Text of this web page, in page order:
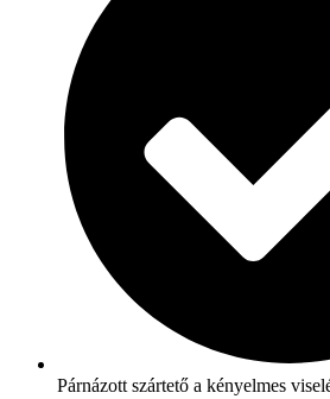
Párnázott szártető a kényelmes